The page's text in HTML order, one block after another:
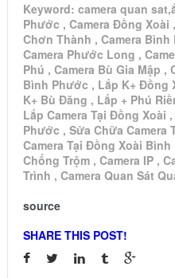
Keyword: camera quan
Phước , Camera Đồng Xoài
Chơn Thành , Camera
Camera Phước Long ,
Phú , Camera Bù Gia Mập ,
Bình Phước , Lắp K+ Đồng
K+ Bù Đăng , Lắp + Phú
Lắp Camera Tại Đồng Xoài
Phước , Sửa Chữa Camera
Camera Tại Đồng Xoài
Chống Trộm , Camera IP ,
Trình , Camera Quan Sát
source
SHARE THIS POST!